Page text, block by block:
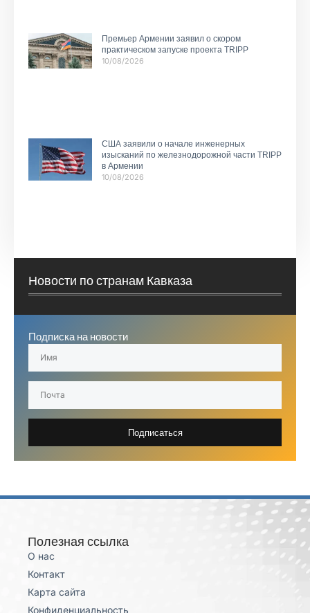
Премьер Армении заявил о скором
практическом запуске проекта TRIPP
10/08/2026
США заявили о начале инженерных
изысканий по железнодорожной части TRIPP
в Армении
10/08/2026
Новости по странам Кавказа
Подписка на новости
Подписаться
Полезная ссылка
О нас
Контакт
Карта сайта
Конфиденциальность